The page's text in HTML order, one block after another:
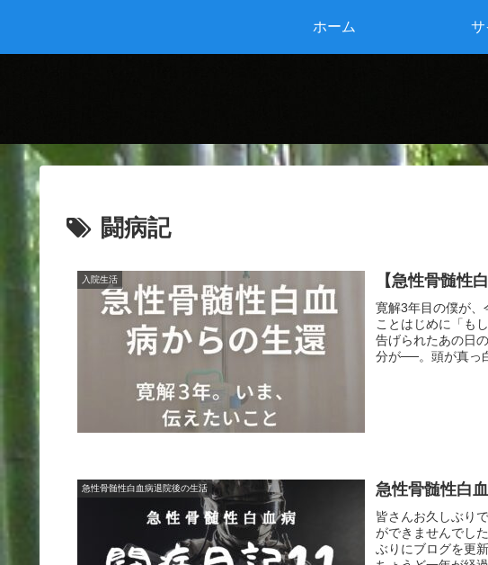
ホーム サ
闘病記
入院生活 【急性骨髄性
寛解3年目の僕が
ことはじめに「も
告げられたあの日
分が──。頭が真っ
急性骨髄性白血病退院後の生活 急性骨髄性白
皆さんお久しぶり
ができませんでし
ぶりにブログを更